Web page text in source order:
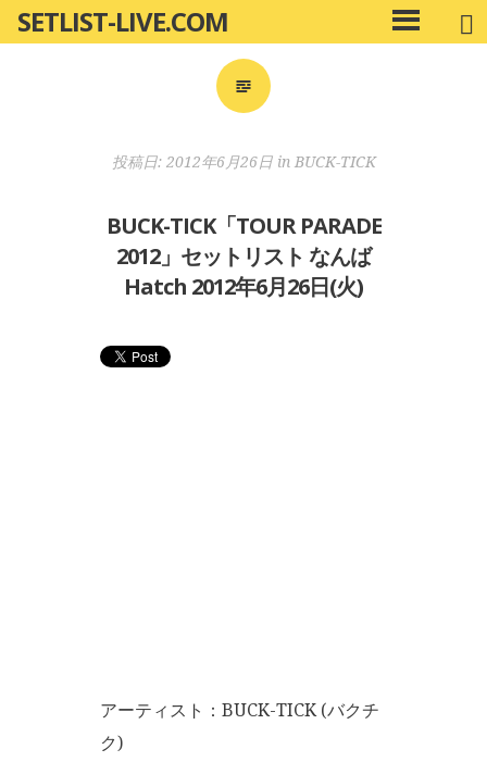
ン
SETLIST-LIVE.COM
メ
イ
投稿日: 2012年6月26日in BUCK-TICK
BUCK-TICK「TOUR PARADE
2012」セットリスト なんば
Hatch 2012年6月26日(火)
アーティスト：BUCK-TICK (バクチ
ク)